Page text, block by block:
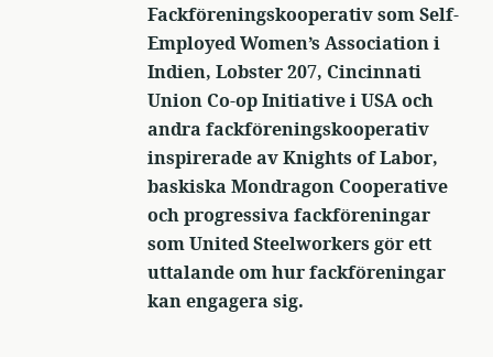
Fackföreningskooperativ som Self-
Employed Women’s Association i
Indien, Lobster 207, Cincinnati
Union Co-op Initiative i USA och
andra fackföreningskooperativ
inspirerade av Knights of Labor,
baskiska Mondragon Cooperative
och progressiva fackföreningar
som United Steelworkers gör ett
uttalande om hur fackföreningar
kan engagera sig.